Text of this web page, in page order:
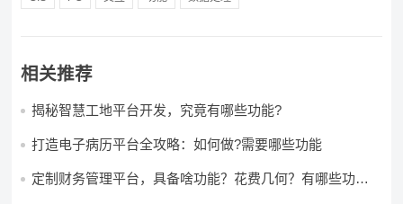
相关推荐
揭秘智慧工地平台开发，究竟有哪些功能?
打造电子病历平台全攻略：如何做?需要哪些功能
定制财务管理平台，具备啥功能？花费几何？有哪些功能?